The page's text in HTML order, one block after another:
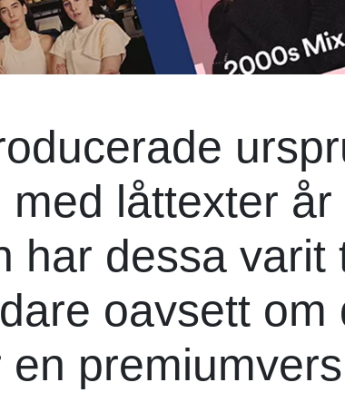
låttexter
har dessa varit
oavsett om
en